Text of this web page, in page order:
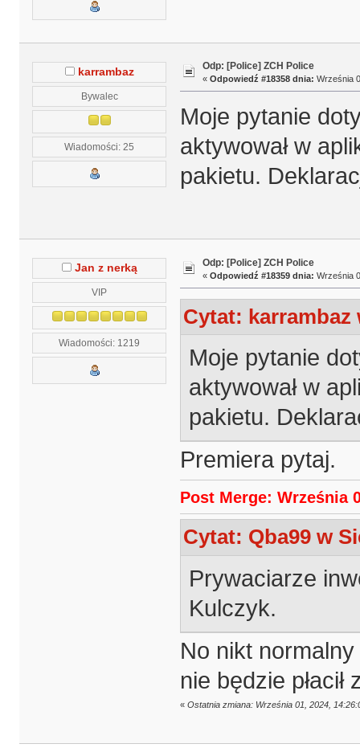
karrambaz
Bywalec
Wiadomości: 25
Odp: [Police] ZCH Police
« Odpowiedź #18358 dnia: Września
Moje pytanie
aktywował w
pakietu.
Jan z nerką
VIP
Wiadomości: 1219
Odp: [Police] ZCH Police
« Odpowiedź #18359 dnia: Września
Cytat: karrambaz
Moje pytanie
aktywował w
pakietu.
Premiera pytaj.
Post Merge: Września
Cytat: Qba99 w
Prywaciarze
Kulczyk.
No nikt
nie będzie
« Ostatnia zmiana: Września 01, 2024,